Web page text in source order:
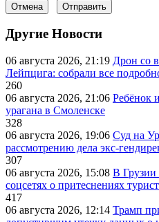
Отмена Отправить
Другие Новости
06 августа 2026, 21:19 Дрон со
Лейпцига: собрали все
260
06 августа 2026, 21:06 Ребёнок
урагана в Смоленске
328
06 августа 2026, 19:06 Суд на
рассмотрению дела экс-
307
06 августа 2026, 15:08 В Грузии
соцсетях о притеснениях
417
06 августа 2026, 12:14 Трамп